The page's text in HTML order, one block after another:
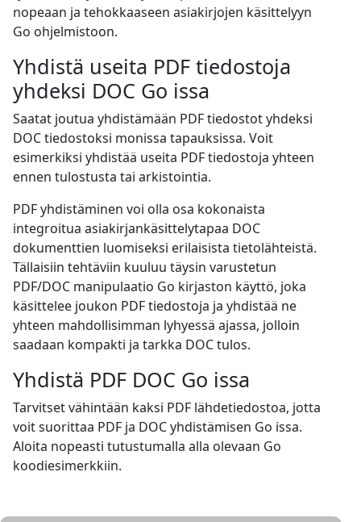
nopeaan ja tehokkaaseen asiakirjojen käsittelyyn
Go ohjelmistoon.
Yhdistä useita PDF tiedostoja
yhdeksi DOC Go issa
Saatat joutua yhdistämään PDF tiedostot yhdeksi
DOC tiedostoksi monissa tapauksissa. Voit
esimerkiksi yhdistää useita PDF tiedostoja yhteen
ennen tulostusta tai arkistointia.
PDF yhdistäminen voi olla osa kokonaista
integroitua asiakirjankäsittelytapaa DOC
dokumenttien luomiseksi erilaisista tietolähteistä.
Tällaisiin tehtäviin kuuluu täysin varustetun
PDF/DOC manipulaatio Go kirjaston käyttö, joka
käsittelee joukon PDF tiedostoja ja yhdistää ne
yhteen mahdollisimman lyhyessä ajassa, jolloin
saadaan kompakti ja tarkka DOC tulos.
Yhdistä PDF DOC Go issa
Tarvitset vähintään kaksi PDF lähdetiedostoa, jotta
voit suorittaa PDF ja DOC yhdistämisen Go issa.
Aloita nopeasti tutustumalla alla olevaan Go
koodiesimerkkiin.